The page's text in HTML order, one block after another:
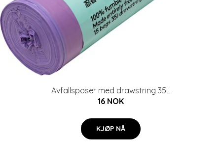
Avfallsposer med drawstring 35L
16 NOK
KJØP NÅ